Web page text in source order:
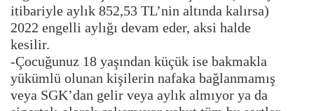
itibariyle aylık 852,53 TL’nin altında kalırsa)
2022 engelli aylığı devam eder, aksi halde
kesilir.
-Çocuğunuz 18 yaşından küçük ise bakmakla
yükümlü olunan kişilerin nafaka bağlanmamış
veya SGK’dan gelir veya aylık almıyor ya da